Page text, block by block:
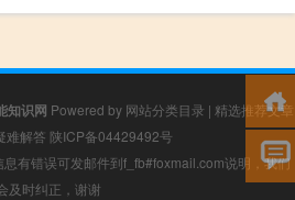
知识网 Powered by 网站分类目录 | 精选推荐文章
难解答 陕ICP备04429492号
有错误可发邮件到f_fb#foxmail.com说明，我们
及时纠正，谢谢